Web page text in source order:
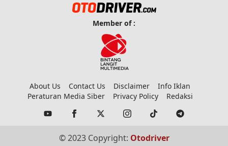
Member of :
About Us Contact Us Disclaimer
Info Iklan
Peraturan Media Siber
Privacy Policy Redaksi
© 2023 Copyright: Otodriver